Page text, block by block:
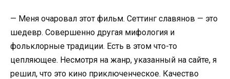
— Меня очаровал этот фильм. Сеттинг славянов — это
шедевр. Совершенно другая мифология и
фольклорные традиции. Есть в этом что-то
цепляющее. Несмотря на жанр, указанный на сайте, я
решил, что это кино приключенческое. Качество